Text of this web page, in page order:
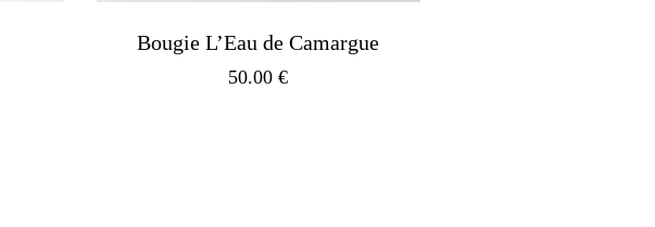
Bougie L’Eau de Camargue
50.00€